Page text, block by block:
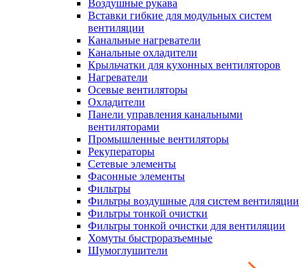
Воздушные рукава
Вставки гибкие для модульных систем
вентиляции
Канальные нагреватели
Канальные охладители
Крыльчатки для кухонных вентиляторов
Нагреватели
Осевые вентиляторы
Охладители
Панели управления канальными
вентиляторами
Промышленные вентиляторы
Рекуператоры
Сетевые элементы
Фасонные элементы
Фильтры
Фильтры воздушные для систем вентиляции
Фильтры тонкой очистки
Фильтры тонкой очистки для вентиляции
Хомуты быстроразъемные
Шумоглушители